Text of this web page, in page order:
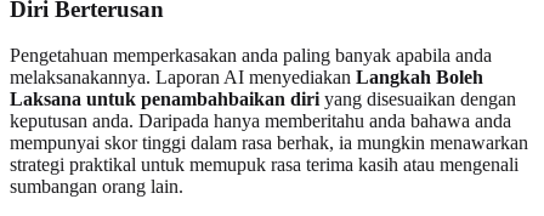
Diri Berterusan
Pengetahuan memperkasakan anda paling banyak apabila anda
melaksanakannya. Laporan AI menyediakan Langkah Boleh
Laksana untuk penambahbaikan diriyang disesuaikan dengan
keputusan anda. Daripada hanya memberitahu anda bahawa anda
mempunyai skor tinggi dalam rasa berhak, ia mungkin menawarkan
strategi praktikal untuk memupuk rasa terima kasih atau mengenali
sumbangan orang lain.